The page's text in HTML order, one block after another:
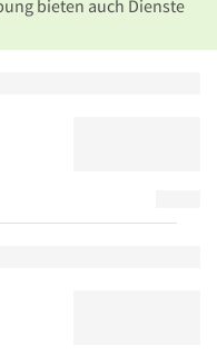
bieten auch Dienste